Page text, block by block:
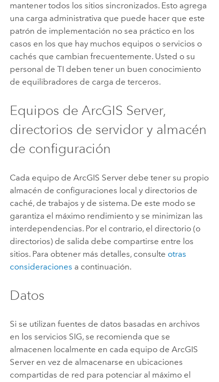
mantener todos los sitios sincronizados. Esto agrega
una carga administrativa que puede hacer que este
patrón de implementación no sea práctico en los
casos en los que hay muchos equipos o servicios o
cachés que cambian frecuentemente. Usted o su
personal de TI deben tener un buen conocimiento
de equilibradores de carga de terceros.
Equipos de ArcGIS Server,
directorios de servidor y almacén
de configuración
Cada equipo de ArcGIS Serverdebe tener su propio
almacén de configuraciones local y directorios de
caché, de trabajos y de sistema. De este modo se
garantiza el máximo rendimiento y se minimizan las
interdependencias. Por el contrario, el directorio (o
directorios) de salida debe compartirse entre los
sitios. Para obtener más detalles, consulte otras
consideraciones a continuación.
Datos
Si se utilizan fuentes de datos basadas en archivos
en los servicios SIG, se recomienda que se
almacenen localmente en cada equipo de ArcGIS
Serveren vez de almacenarse en ubicaciones
compartidas de red para potenciar al máximo el